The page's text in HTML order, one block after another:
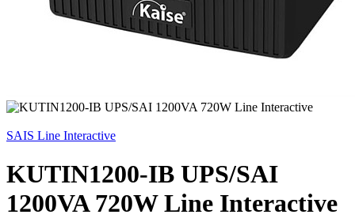
SAIS Line Interactive
KUTIN1200-IB UPS/SAI
1200VA 720W Line Interactive